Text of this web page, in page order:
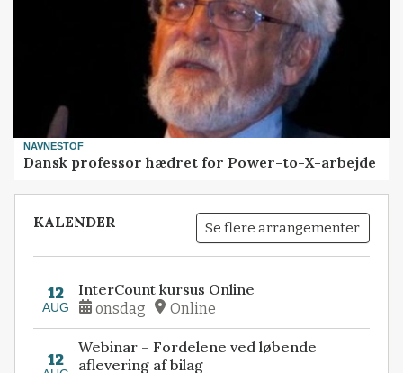
NAVNESTOF
Dansk professor hædret for Power-to-X-arbejde
KALENDER Se flere arrangementer
12
AUG
InterCount kursus Online
onsdag Online
12
Webinar – Fordelene ved løbende
aflevering af bilag